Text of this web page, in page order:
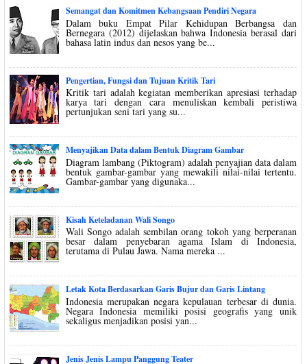
Semangat dan Komitmen Kebangsaan Pendiri Negara
Dalam buku Empat Pilar Kehidupan Berbangsa dan
Bernegara (2012) dijelaskan bahwa Indonesia berasal dari
bahasa latin indus dan nesos yang be...
Pengertian, Fungsi dan Tujuan Kritik Tari
Kritik tari adalah kegiatan memberikan apresiasi terhadap
karya tari dengan cara menuliskan kembali peristiwa
pertunjukan seni tari yang su...
Menyajikan Data dalam Bentuk Diagram Gambar
Diagram lambang (Piktogram) adalah penyajian data dalam
bentuk gambar-gambar yang mewakili nilai-nilai tertentu.
Gambar-gambar yang digunaka...
Kisah Keteladanan Wali Songo
Wali Songo adalah sembilan orang tokoh yang berperanan
besar dalam penyebaran agama Islam di Indonesia,
terutama di Pulau Jawa. Nama mereka ...
Letak Kota Berdasarkan Garis Bujur dan Garis Lintang
Indonesia merupakan negara kepulauan terbesar di dunia.
Negara Indonesia memiliki posisi geografis yang unik
sekaligus menjadikan posisi yan...
Jenis Jenis Lampu Panggung Teater